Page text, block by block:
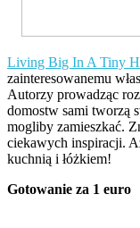
Living Big In A Tiny
zainteresowanemu
Autorzy prowadząc
domostw sami tworzą
mogliby zamieszkać.
ciekawych inspiracji.
kuchnią i łóżkiem!
Gotowanie za 1 euro